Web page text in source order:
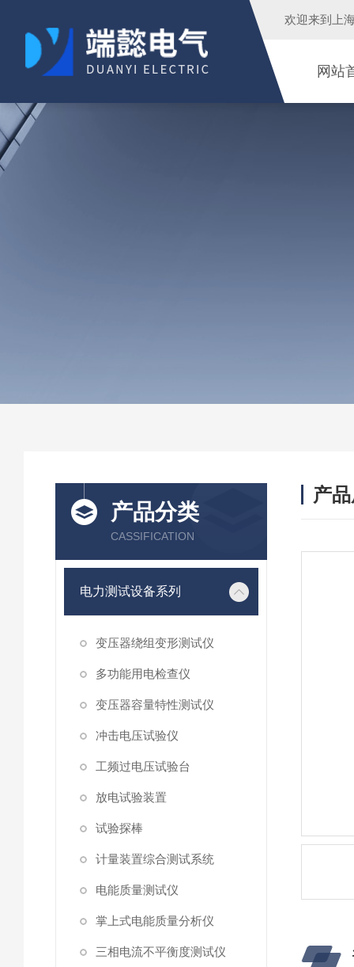
欢迎来到 上
网站
产品分类
CASSIFICATION
电力测试设备系列
变压器绕组变形测试仪
多功能用电检查仪
变压器容量特性测试仪
冲击电压试验仪
工频过电压试验台
放电试验装置
试验探棒
计量装置综合测试系统
电能质量测试仪
掌上式电能质量分析仪
三相电流不平衡度测试仪
产